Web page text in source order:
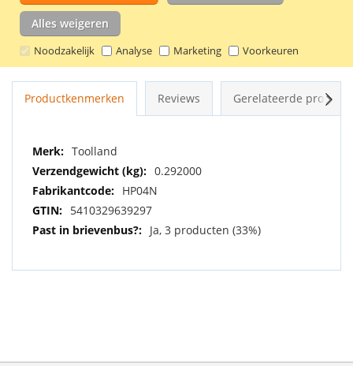
Alles weigeren
Noodzakelijk Analyse Marketing Voorkeuren
Toolland zijsnijtang met een lengte van 190 mm. De
zijsnijtang heeft stevige, softgrip handvatten in de kleuren
geel en zwart. De tang is gemaakt van warmtebehandeld en
vernikkeld chroom-vanadium staal.
Productkenmerken Reviews Gerelateerde
Meer
informatie
Toolland
0.292000
HP04N
5410329639297
Ja, 3 producten (33%)